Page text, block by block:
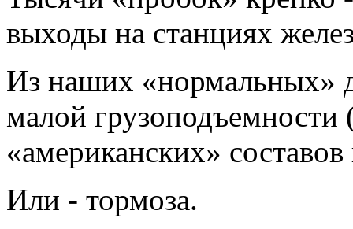
выходы на станциях
Из наших «нормальных»
малой
«американских»
Или - тормоза.